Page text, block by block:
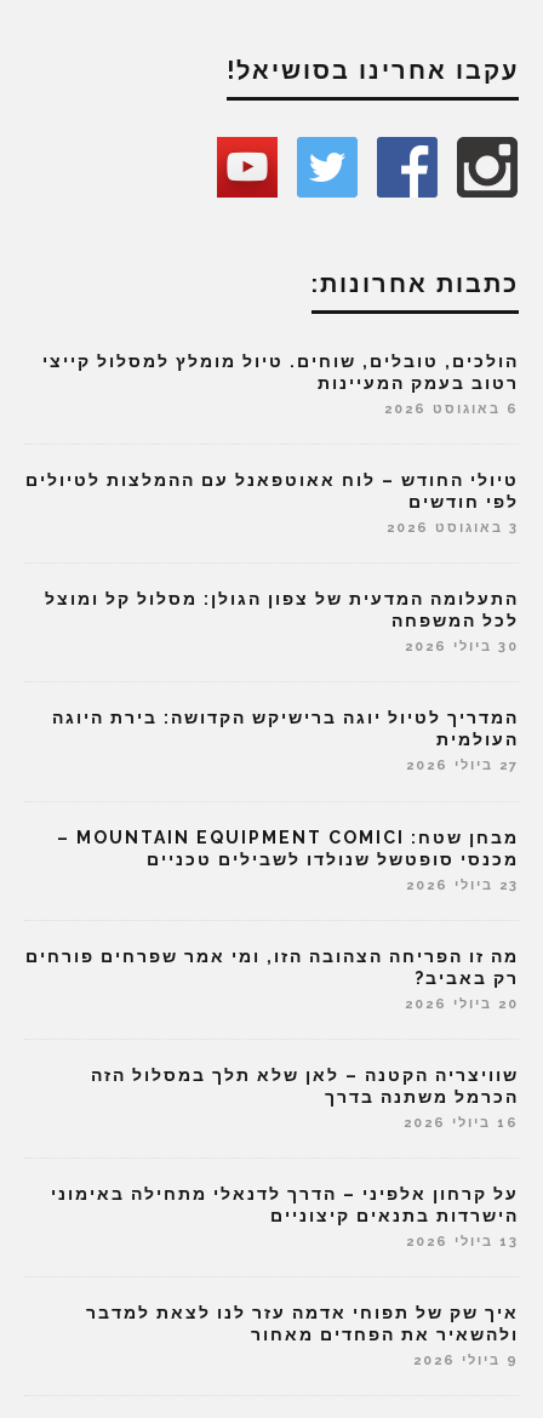
עקבו אחרינו בסושיאל!
כתבות אחרונות:
הולכים, טובלים, שוחים. טיול מומלץ למסלול קייצי
רטוב בעמק המעיינות
6 באוגוסט 2026
טיולי החודש – לוח אאוטפאנל עם ההמלצות לטיולים
לפי חודשים
3 באוגוסט 2026
התעלומה המדעית של צפון הגולן: מסלול קל ומוצל
לכל המשפחה
30 ביולי 2026
המדריך לטיול יוגה ברישיקש הקדושה: בירת היוגה
העולמית
27 ביולי 2026
מבחן שטח: MOUNTAIN EQUIPMENT COMICI –
מכנסי סופטשל שנולדו לשבילים טכניים
23 ביולי 2026
מה זו הפריחה הצהובה הזו, ומי אמר שפרחים פורחים
רק באביב?
20 ביולי 2026
שוויצריה הקטנה – לאן שלא תלך במסלול הזה
הכרמל משתנה בדרך
16 ביולי 2026
על קרחון אלפיני – הדרך לדנאלי מתחילה באימוני
הישרדות בתנאים קיצוניים
13 ביולי 2026
איך שק של תפוחי אדמה עזר לנו לצאת למדבר
ולהשאיר את הפחדים מאחור
9 ביולי 2026